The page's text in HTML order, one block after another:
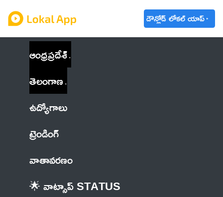
డౌన్లోడ్ లోకల్ యాప్
ఆంధ్రప్రదేశ్
తెలంగాణ
ఉద్యోగాలు
ట్రెండింగ్
వాతావరణం
🌟 వాట్సాప్ STATUS